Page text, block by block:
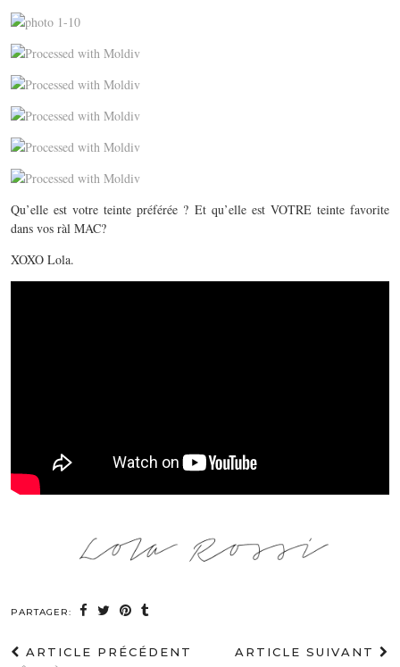
Qu’elle est votre teinte préférée ? Et qu’elle est VOTRE teinte favorite
dans vos ràl MAC?
XOXO Lola.
PARTAGER:
ARTICLE PRÉCÉDENT
ARTICLE SUIVANT